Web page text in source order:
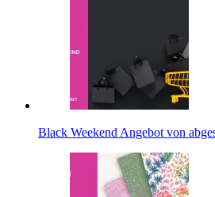
Black Weekend Angebot von